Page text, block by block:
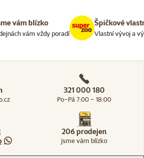
vám blízko
vám vždy poradí
Špičkové
Vlastní vývoj a
321 000 180
Po–Pá 7:00 – 18:00
206 prodejen
jsme vám blízko